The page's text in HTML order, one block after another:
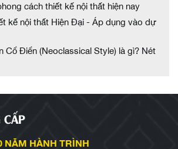
cách thiết kế nội thất hiện nay
kế nội thất Hiện Đại - Áp dụng vào dự
Cổ Điển (Neoclassical Style) là gì? Nét
CẤP
NĂM HÀNH TRÌNH